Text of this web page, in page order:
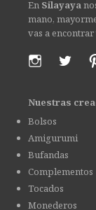
En Silayaya
mano,
vas a
Nuestras
Bolsos
Amigurumi
Bufandas
Complementos
Tocados
Monederos